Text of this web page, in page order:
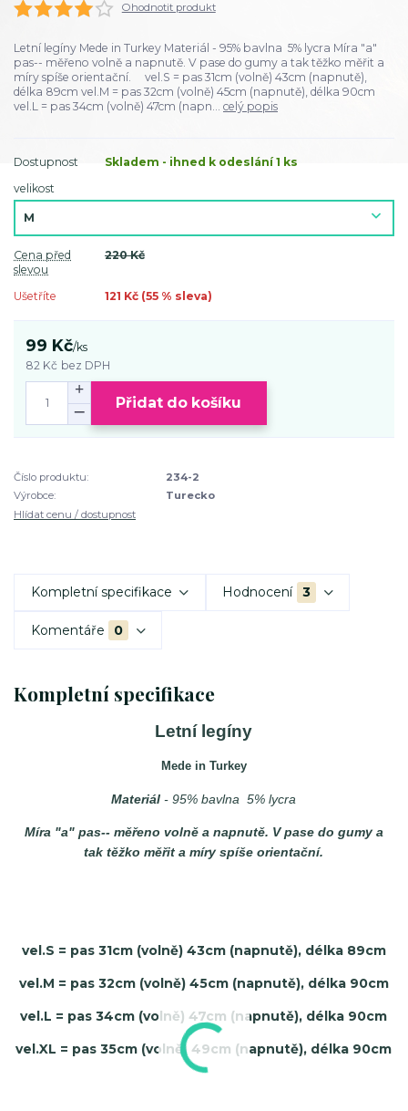
Ohodnotit produkt
Letní legíny Mede in Turkey Materiál - 95% bavlna 5% lycra Míra "a"
pas-- měřeno volně a napnutě. V pase do gumy a tak těžko měřit a
míry spíše orientační. vel.S = pas 31cm (volně) 43cm (napnutě),
délka 89cm vel.M = pas 32cm (volně) 45cm (napnutě), délka 90cm
vel.L = pas 34cm (volně) 47cm (napn... celý popis
Dostupnost
Skladem - ihned k odeslání 1 ks
velikost
Cena před
slevou
220 Kč
Ušetříte 121 Kč (55 % sleva)
99 Kč/ks
82 Kč bez DPH
Přidat do košíku
Číslo produktu:
234-2
Výrobce:
Turecko
Hlídat cenu / dostupnost
Kompletní specifikace Hodnocení 3
Komentáře 0
Kompletní specifikace
Letní legíny
Mede in Turkey
Materiál - 95% bavlna 5% lycra
Míra "a" pas-- měřeno volně a napnutě. V pase do gumy a
tak těžko měřit a míry spíše orientační.
vel.S = pas 31cm (volně) 43cm (napnutě), délka 89cm
vel.M = pas 32cm (volně) 45cm (napnutě), délka 90cm
vel.L = pas 34cm (volně) 47cm (napnutě), délka 90cm
vel.XL = pas 35cm (volně) 49cm (napnutě), délka 90cm